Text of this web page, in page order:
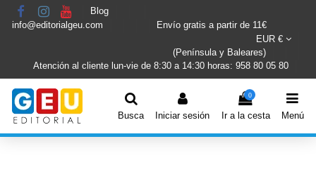
Blog
info@editorialgeu.com
Envío gratis a partir de 11€
EUR €
(Península y Baleares)
Atención al cliente lun-vie de 8:30 a 14:30 horas: 958 80 05 80
Busca Iniciar sesión
0
Ir a la cesta Menú